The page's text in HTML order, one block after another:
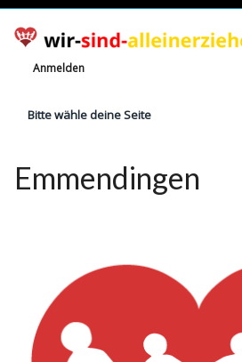
Anmelden
Bitte wähle deine Seite
Jetzt registrieren!
Finanzielle Hilfe
Witze
Wissen
Emmendingen